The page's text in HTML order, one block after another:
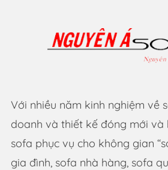
Với nhiều năm kinh nghiệm về
doanh và thiết kế đóng mới và
sofa phục vụ cho không gian
gia đình, sofa nhà hàng, sofa